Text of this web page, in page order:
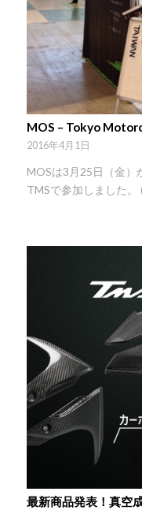
MOS – Tokyo
2016年4月1日
MOSは3月25日（金）
TMSで参加しました。
最新商品発表！真空